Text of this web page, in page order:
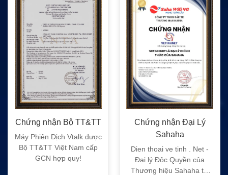
Chứng nhận Bộ TT&TT
Máy Phiên Dịch Vtalk được
Bộ TT&TT Việt Nam cấp
GCN hợp quy!
Chứng nhận Đại Lý
Sahaha
Dien thoai ve tinh . Net -
Đại lý Độc Quyền của
Thương hiệu Sahaha tại